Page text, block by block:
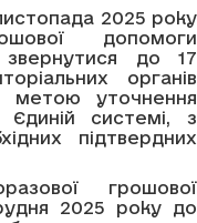
2025 року
допомоги
до 17
органів
метою уточнення
системі, з
підтвердних
грошової
2025 року до